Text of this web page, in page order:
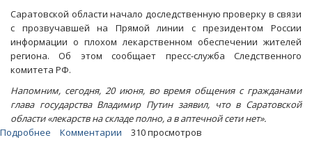
Саратовской области начало доследственную проверку в связи
с прозвучавшей на Прямой линии с президентом России
информации о плохом лекарственном обеспечении жителей
региона. Об этом сообщает пресс-служба Следственного
комитета РФ.
Напомним, сегодня, 20 июня, во время общения с гражданами
глава государства Владимир Путин заявил, что в Саратовской
области «лекарств на складе полно, а в аптечной сети нет».
Подробнее
Комментарии 310 просмотров